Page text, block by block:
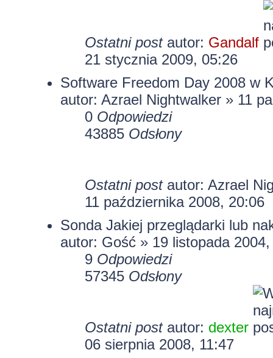
Ostatni post autor: Gandalf
21 stycznia 2009, 05:26
Software Freedom Day 2008 w
autor: Azrael Nightwalker» 11
0 Odpowiedzi
43885 Odsłony
Ostatni post autor: Azrael
11 października 2008, 20:06
Sonda Jakiej przeglądarki lub
autor: Gość » 19 listopada
9 Odpowiedzi
57345 Odsłony
Ostatni post autor: dexter
06 sierpnia 2008, 11:47